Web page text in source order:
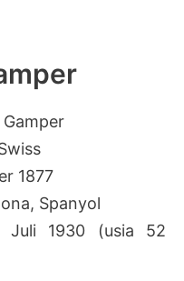
1877
Spanyol
Juli 1930 (usia 52